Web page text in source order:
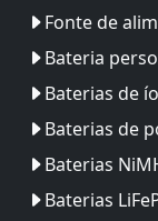
Fonte de
Bateria
Baterias de
Baterias de
Baterias
Baterias